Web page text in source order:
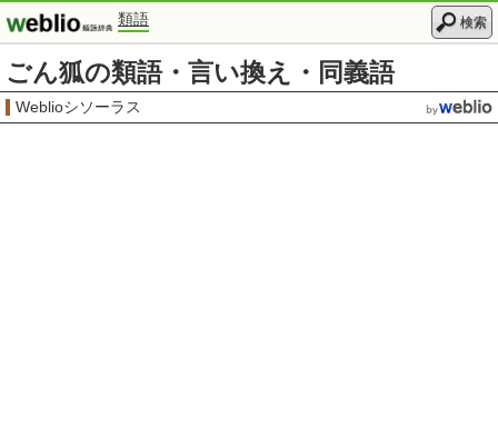
類語 検索
ごん狐の類語・言い換え・同義語
Weblioシソーラス